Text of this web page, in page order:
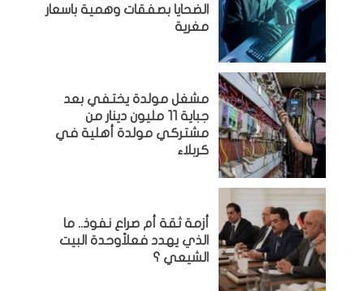
الضحايا بصفقات وهمية باسعار
مغرية
مشغل مولدة يختفي بعد
جباية 11 مليون دينار من
مشتركي مولدة أهلية في
كربلاء
أزمة ثقة أم صراع نفوذ.. ما
الذي يهدد فعلاًوحدة البيت
الشيعي ؟